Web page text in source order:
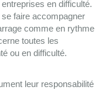
en difficulté.
se faire accompagner
comme en rythme
toutes les
ou en difficulté.
leur responsabilité